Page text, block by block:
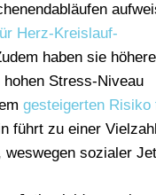
Herz-Kreislauf-
haben sie höhere
Stress-Niveau
gesteigerten Risiko
führt zu einer
sozialer